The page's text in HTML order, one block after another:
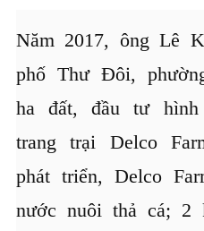
Năm 2017, ông Lê
phố Thư Đôi,
ha đất, đầu tư
trang trại Delco
phát triển, Delco
nước nuôi thả cá; 2